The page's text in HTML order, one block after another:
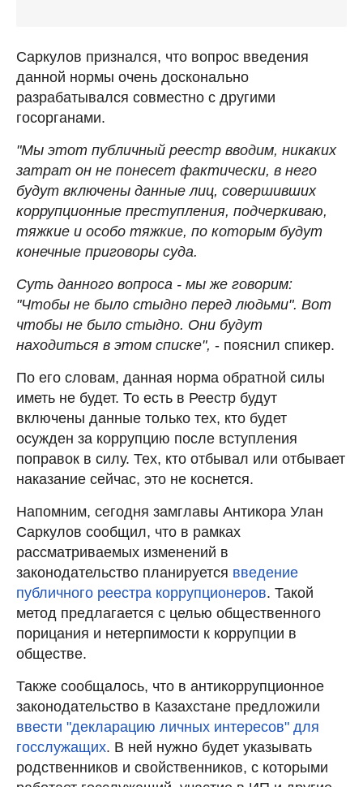
Саркулов признался, что вопрос введения
данной нормы очень досконально
разрабатывался совместно с другими
госорганами.
"Мы этот публичный реестр вводим, никаких
затрат он не понесет фактически, в него
будут включены данные лиц, совершивших
коррупционные преступления, подчеркиваю,
тяжкие и особо тяжкие, по которым будут
конечные приговоры суда.
Суть данного вопроса - мы же говорим:
"Чтобы не было стыдно перед людьми". Вот
чтобы не было стыдно. Они будут
находиться в этом списке", - пояснил спикер.
По его словам, данная норма обратной силы
иметь не будет. То есть в Реестр будут
включены данные только тех, кто будет
осужден за коррупцию после вступления
поправок в силу. Тех, кто отбывал или отбывает
наказание сейчас, это не коснется.
Напомним, сегодня замглавы Антикора Улан
Саркулов сообщил, что в рамках
рассматриваемых изменений в
законодательство планируется введение
публичного реестра коррупционеров. Такой
метод предлагается с целью общественного
порицания и нетерпимости к коррупции в
обществе.
Также сообщалось, что в антикоррупционное
законодательство в Казахстане предложили
ввести "декларацию личных интересов" для
госслужащих. В ней нужно будет указывать
родственников и свойственников, с которыми